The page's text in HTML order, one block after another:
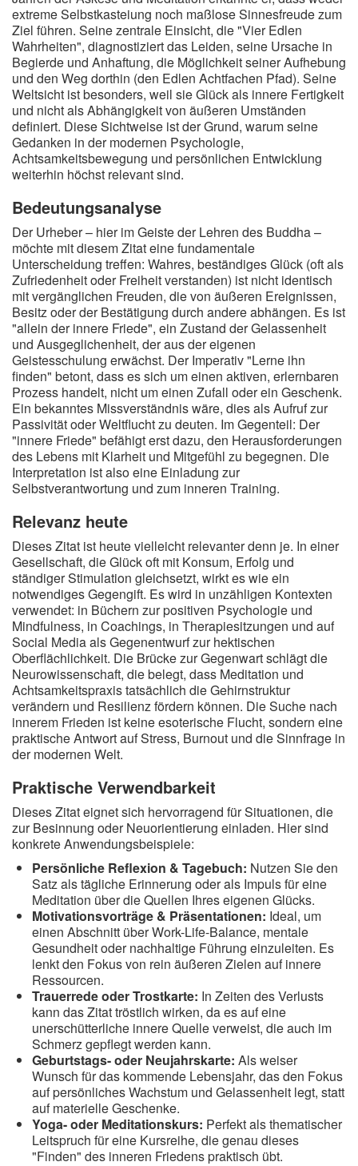
extreme Selbstkasteiung noch maßlose Sinnesfreude zum
Ziel führen. Seine zentrale Einsicht, die "Vier Edlen
Wahrheiten", diagnostiziert das Leiden, seine Ursache in
Begierde und Anhaftung, die Möglichkeit seiner Aufhebung
und den Weg dorthin (den Edlen Achtfachen Pfad). Seine
Weltsicht ist besonders, weil sie Glück als innere Fertigkeit
und nicht als Abhängigkeit von äußeren Umständen
definiert. Diese Sichtweise ist der Grund, warum seine
Gedanken in der modernen Psychologie,
Achtsamkeitsbewegung und persönlichen Entwicklung
weiterhin höchst relevant sind.
Bedeutungsanalyse
Der Urheber – hier im Geiste der Lehren des Buddha –
möchte mit diesem Zitat eine fundamentale
Unterscheidung treffen: Wahres, beständiges Glück (oft als
Zufriedenheit oder Freiheit verstanden) ist nicht identisch
mit vergänglichen Freuden, die von äußeren Ereignissen,
Besitz oder der Bestätigung durch andere abhängen. Es ist
"allein der innere Friede", ein Zustand der Gelassenheit
und Ausgeglichenheit, der aus der eigenen
Geistesschulung erwächst. Der Imperativ "Lerne ihn
finden" betont, dass es sich um einen aktiven, erlernbaren
Prozess handelt, nicht um einen Zufall oder ein Geschenk.
Ein bekanntes Missverständnis wäre, dies als Aufruf zur
Passivität oder Weltflucht zu deuten. Im Gegenteil: Der
"innere Friede" befähigt erst dazu, den Herausforderungen
des Lebens mit Klarheit und Mitgefühl zu begegnen. Die
Interpretation ist also eine Einladung zur
Selbstverantwortung und zum inneren Training.
Relevanz heute
Dieses Zitat ist heute vielleicht relevanter denn je. In einer
Gesellschaft, die Glück oft mit Konsum, Erfolg und
ständiger Stimulation gleichsetzt, wirkt es wie ein
notwendiges Gegengift. Es wird in unzähligen Kontexten
verwendet: in Büchern zur positiven Psychologie und
Mindfulness, in Coachings, in Therapiesitzungen und auf
Social Media als Gegenentwurf zur hektischen
Oberflächlichkeit. Die Brücke zur Gegenwart schlägt die
Neurowissenschaft, die belegt, dass Meditation und
Achtsamkeitspraxis tatsächlich die Gehirnstruktur
verändern und Resilienz fördern können. Die Suche nach
innerem Frieden ist keine esoterische Flucht, sondern eine
praktische Antwort auf Stress, Burnout und die Sinnfrage in
der modernen Welt.
Praktische Verwendbarkeit
Dieses Zitat eignet sich hervorragend für Situationen, die
zur Besinnung oder Neuorientierung einladen. Hier sind
konkrete Anwendungsbeispiele:
Persönliche Reflexion & Tagebuch: Nutzen Sie den
Satz als tägliche Erinnerung oder als Impuls für eine
Meditation über die Quellen Ihres eigenen Glücks.
Motivationsvorträge & Präsentationen: Ideal, um
einen Abschnitt über Work-Life-Balance, mentale
Gesundheit oder nachhaltige Führung einzuleiten. Es
lenkt den Fokus von rein äußeren Zielen auf innere
Ressourcen.
Trauerrede oder Trostkarte: In Zeiten des Verlusts
kann das Zitat tröstlich wirken, da es auf eine
unerschütterliche innere Quelle verweist, die auch im
Schmerz gepflegt werden kann.
Geburtstags- oder Neujahrskarte: Als weiser
Wunsch für das kommende Lebensjahr, das den Fokus
auf persönliches Wachstum und Gelassenheit legt, statt
auf materielle Geschenke.
Yoga- oder Meditationskurs: Perfekt als thematischer
Leitspruch für eine Kursreihe, die genau dieses
"Finden" des inneren Friedens praktisch übt.